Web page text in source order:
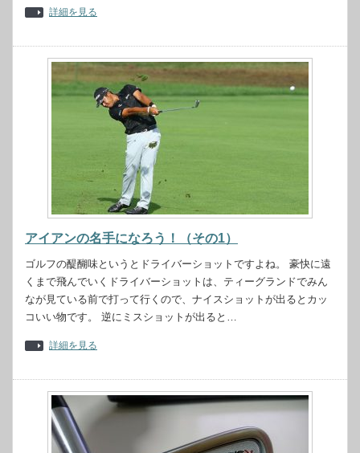
詳細を見る
アイアンの名手になろう！（その1）
ゴルフの醍醐味というとドライバーショットですよね。 豪快に遠
くまで飛んでいくドライバーショットは、ティーグランドでみん
なが見ている前で打って行くので、ナイスショットが出るとカッ
コいい物です。 逆にミスショットが出ると…
詳細を見る